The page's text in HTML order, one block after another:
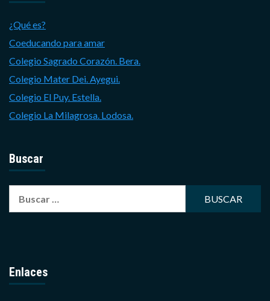
¿Qué es?
Coeducando para amar
Colegio Sagrado Corazón. Bera.
Colegio Mater Dei. Ayegui.
Colegio El Puy. Estella.
Colegio La Milagrosa. Lodosa.
Buscar
Enlaces